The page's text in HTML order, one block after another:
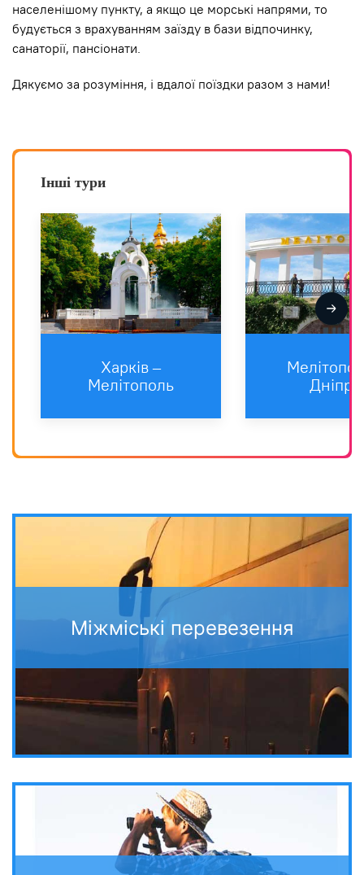
населенішому пункту, а якщо це морські напрями, то
будується з врахуванням заїзду в бази відпочинку,
санаторії, пансіонати.
Дякуємо за розуміння, і вдалої поїздки разом з нами!
Інші тури
Харкiв –
Мелітополь
Дніпро
Міжміські перевезення